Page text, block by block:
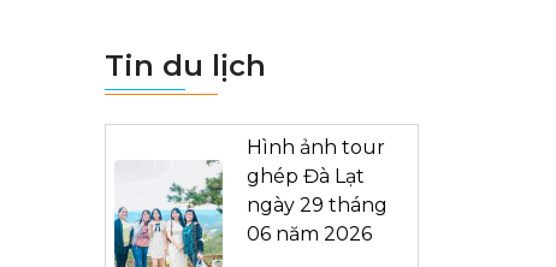
Tin du lịch
Hình ảnh tour
ghép Đà Lạt
ngày 29 tháng
06 năm 2026